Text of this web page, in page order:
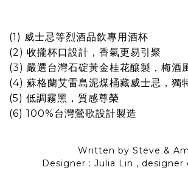
(1) 威士忌等烈酒品飲專用酒杯
(2) 收攏杯口設計，香氣更易引聚
(3) 嚴選台灣石碇黃金桂花釀製，梅酒
(4) 蘇格蘭艾雷島泥煤桶藏威士忌，獨
(5) 低調霧黑，質感尊榮
(6) 100%台灣鶯歌設計製造
Written by Steve &
Designer : Julia Lin , designer